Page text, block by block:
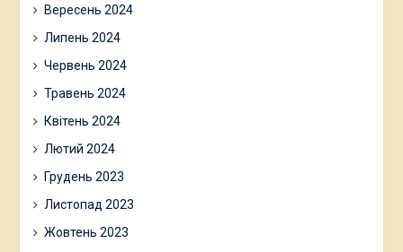
Вересень 2024
Липень 2024
Червень 2024
Травень 2024
Квітень 2024
Лютий 2024
Грудень 2023
Листопад 2023
Жовтень 2023